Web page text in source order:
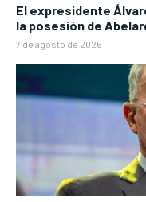
El expresidente
la posesión de
7 de agosto de 2026